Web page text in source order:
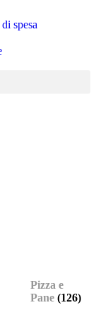
spesa
Pizza e
Pane (126)